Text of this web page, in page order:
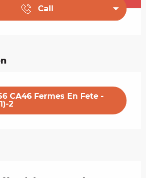
Call
CA46 Fermes En Fete -
2